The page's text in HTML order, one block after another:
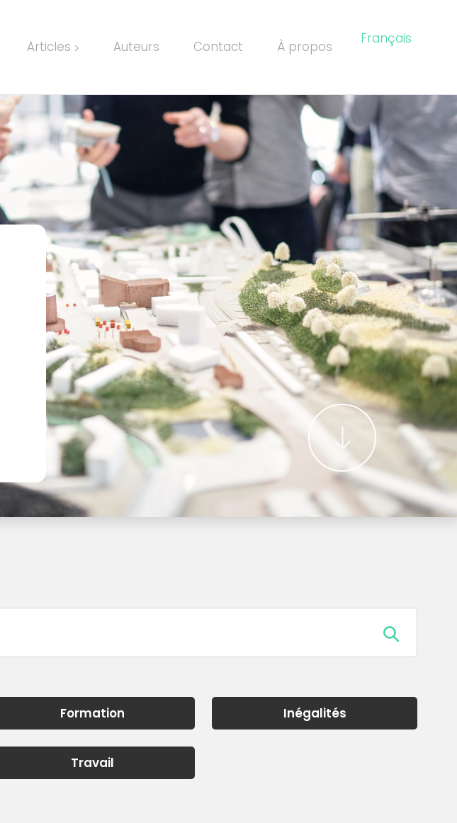
Articles > Auteurs Contact À propos Français
Formation Inégalités
Travail